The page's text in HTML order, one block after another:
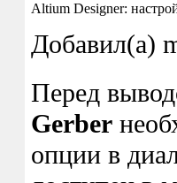
Altium Designer:
Добавил(а)
Перед
Gerber
опции в